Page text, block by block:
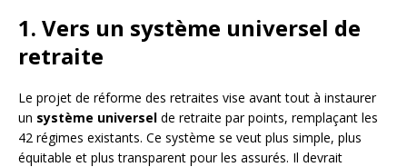
1. Vers un système universel de
retraite
Le projet de réforme des retraites vise avant tout à instaurer
un système universel de retraite par points, remplaçant les
42 régimes existants. Ce système se veut plus simple, plus
équitable et plus transparent pour les assurés. Il devrait